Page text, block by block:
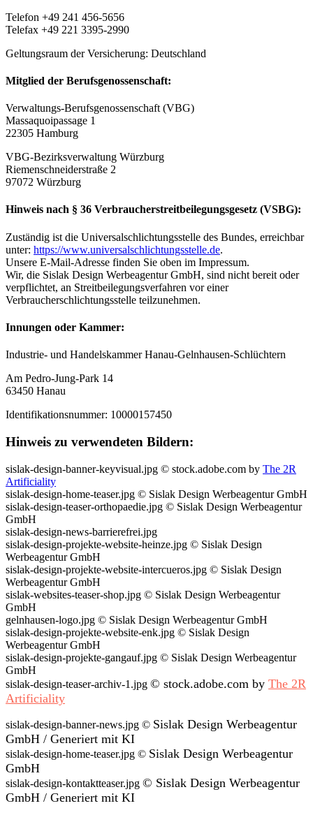
Telefon +49 241 456-5656
Telefax +49 221 3395-2990
Geltungsraum der Versicherung: Deutschland
Mitglied der Berufsgenossenschaft:
Verwaltungs-Berufsgenossenschaft (VBG)
Massaquoipassage 1
22305 Hamburg
VBG-Bezirksverwaltung Würzburg
Riemenschneiderstraße 2
97072 Würzburg
Hinweis nach § 36 Verbraucherstreitbeilegungsgesetz (VSBG):
Zuständig ist die Universalschlichtungsstelle des Bundes, erreichbar
unter: https://www.universalschlichtungsstelle.de.
Unsere E-Mail-Adresse finden Sie oben im Impressum.
Wir, die Sislak Design Werbeagentur GmbH, sind nicht bereit oder
verpflichtet, an Streitbeilegungsverfahren vor einer
Verbraucherschlichtungsstelle teilzunehmen.
Innungen oder Kammer:
Industrie- und Handelskammer Hanau-Gelnhausen-Schlüchtern
Am Pedro-Jung-Park 14
63450 Hanau
Identifikationsnummer: 10000157450
Hinweis zu verwendeten Bildern:
sislak-design-banner-keyvisual.jpg © stock.adobe.com by The 2R
Artificiality
sislak-design-home-teaser.jpg © Sislak Design Werbeagentur GmbH
sislak-design-teaser-orthopaedie.jpg © Sislak Design Werbeagentur
GmbH
sislak-design-news-barrierefrei.jpg
sislak-design-projekte-website-heinze.jpg © Sislak Design
Werbeagentur GmbH
sislak-design-projekte-website-intercueros.jpg © Sislak Design
Werbeagentur GmbH
sislak-websites-teaser-shop.jpg © Sislak Design Werbeagentur
GmbH
gelnhausen-logo.jpg © Sislak Design Werbeagentur GmbH
sislak-design-projekte-website-enk.jpg © Sislak Design
Werbeagentur GmbH
sislak-design-projekte-gangauf.jpg © Sislak Design Werbeagentur
GmbH
sislak-design-teaser-archiv-1.jpg © stock.adobe.com by The 2R
Artificiality
sislak-design-banner-news.jpg © Sislak Design Werbeagentur
GmbH / Generiert mit KI
sislak-design-home-teaser.jpg © Sislak Design Werbeagentur
GmbH
sislak-design-kontaktteaser.jpg © Sislak Design Werbeagentur
GmbH / Generiert mit KI